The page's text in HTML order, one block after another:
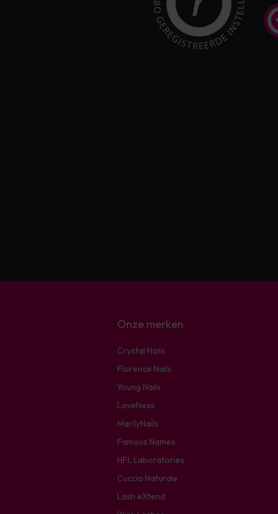
Onze merken
Crystal Nails
Florence Nails
Young Nails
LoveNess
MarilyNails
Famous Names
HFL Laboratories
Cuccio Naturale
Lash eXtend